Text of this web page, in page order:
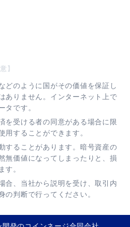
】
どのように国がその価値を保証し
ありません。インターネット上で
です。
を受ける者の同意がある場合に限
⽤することができます。
することがあります。暗号資産の
無価値になってしまったりと、損
。
合、当社から説明を受け、取引内
判断で行ってください。